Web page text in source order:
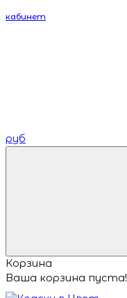
кабинет
руб
Корзина
Ваша корзина пуста!